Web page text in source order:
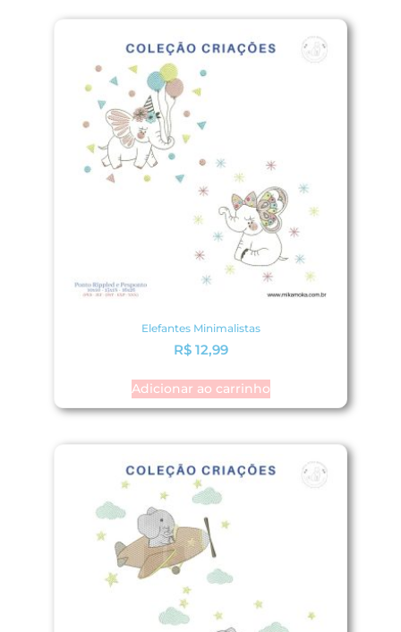
Elefantes Minimalistas
R$12,99
Adicionar ao carrinho